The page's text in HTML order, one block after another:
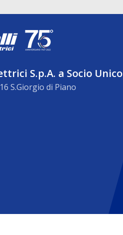
S.p.A. a Socio Unico
S.Giorgio di Piano